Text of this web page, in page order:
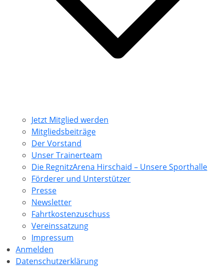
Jetzt Mitglied werden
Mitgliedsbeiträge
Der Vorstand
Unser Trainerteam
Die RegnitzArena Hirschaid – Unsere Sporthalle
Förderer und Unterstützer
Presse
Newsletter
Fahrtkostenzuschuss
Vereinssatzung
Impressum
Anmelden
Datenschutzerklärung